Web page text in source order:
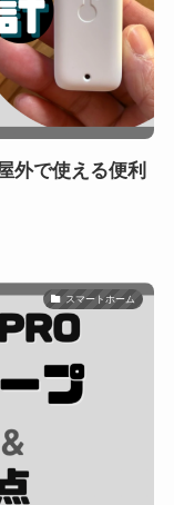
外で使える便利
スマートホーム